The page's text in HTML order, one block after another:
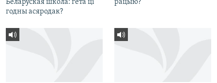
Беларуская школа: гета ці
годны асяродак?
рацыю?